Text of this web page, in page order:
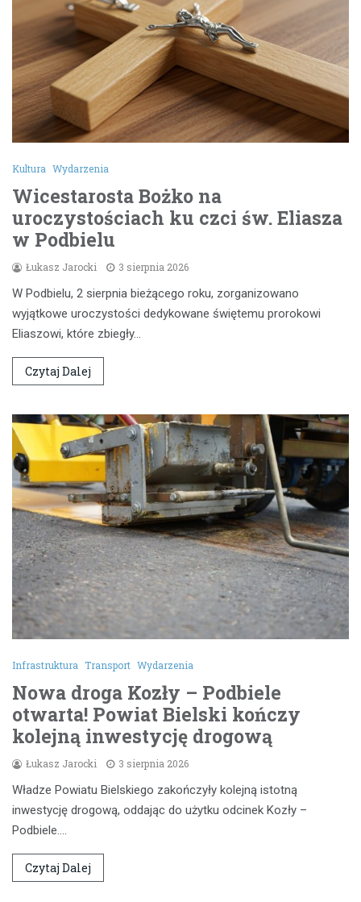
Kultura Wydarzenia
Wicestarosta Bożko na
uroczystościach ku czci św. Eliasza
w Podbielu
Łukasz Jarocki 3 sierpnia 2026
W Podbielu, 2 sierpnia bieżącego roku, zorganizowano
wyjątkowe uroczystości dedykowane świętemu prorokowi
Eliaszowi, które zbiegły…
Czytaj Dalej
Infrastruktura Transport Wydarzenia
Nowa droga Kozły – Podbiele
otwarta! Powiat Bielski kończy
kolejną inwestycję drogową
Łukasz Jarocki 3 sierpnia 2026
Władze Powiatu Bielskiego zakończyły kolejną istotną
inwestycję drogową, oddając do użytku odcinek Kozły –
Podbiele.…
Czytaj Dalej